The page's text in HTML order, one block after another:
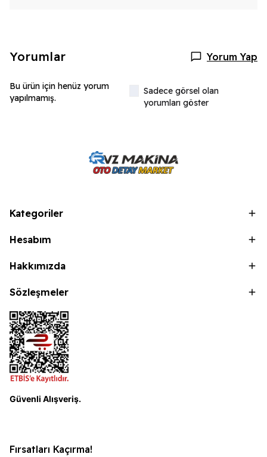
Yorumlar Yorum Yap
Bu ürün için henüz yorum
yapılmamış.
Sadece görsel olan
yorumları göster
Kategoriler
Hesabım
Hakkımızda
Sözleşmeler
Güvenli Alışveriş.
Fırsatları Kaçırma!